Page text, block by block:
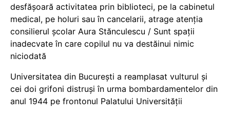
desfășoară activitatea prin biblioteci, pe la cabinetul
medical, pe holuri sau în cancelarii, atrage atenția
consilierul școlar Aura Stănculescu / Sunt spații
inadecvate în care copilul nu va destăinui nimic
niciodată
Universitatea din București a reamplasat vulturul și
cei doi grifoni distruși în urma bombardamentelor din
anul 1944 pe frontonul Palatului Universității